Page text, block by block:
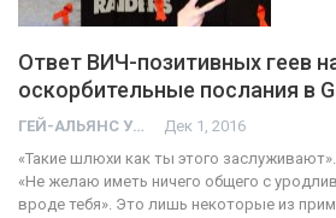
Ответ ВИЧ-позитивных геев
оскорбительные послания в
ГЕЙ-АЛЬЯНС УКРАИНА Дек 1, 2016
«Такие шлюхи как ты этого
«Не желаю иметь ничего общего с
вроде тебя». Это лишь некоторые из